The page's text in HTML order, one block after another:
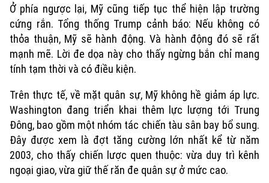
Thị trường
Đánh giá
Hướng nghiệp
Làng nghề
Y tế
Dinh dưỡng
Thể thao
Bóng đá
Golf
Giải trí
Tin tức
Sao
Điện ảnh
Thời trang
Đã phát sóng
Ở phía ngược lại, Mỹ cũng tiếp tục thể hiện lập trường
cứng rắn. Tổng thống Trump cảnh báo: Nếu không có
thỏa thuận, Mỹ sẽ hành động. Và hành động đó sẽ rất
mạnh mẽ. Lời đe dọa này cho thấy ngừng bắn chỉ mang
tính tạm thời và có điều kiện.
Trên thực tế, về mặt quân sự, Mỹ không hề giảm áp lực.
Washington đang triển khai thêm lực lượng tới Trung
Đông, bao gồm một nhóm tác chiến tàu sân bay bổ sung.
Đây được xem là đợt tăng cường lớn nhất kể từ năm
2003, cho thấy chiến lược quen thuộc: vừa duy trì kênh
ngoại giao, vừa giữ thế răn đe quân sự ở mức cao.